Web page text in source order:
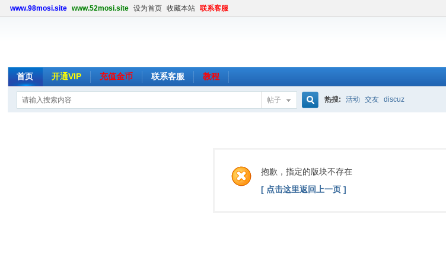
www.98mosi.site www.52mosi.site 设为首页 收藏本站 联系客服
首页 开通VIP 充值金币 联系客服 教程
帖子
索
热搜: 活动 交友 discuz
抱歉，指定的版块不存在
[ 点击这里返回上一页 ]